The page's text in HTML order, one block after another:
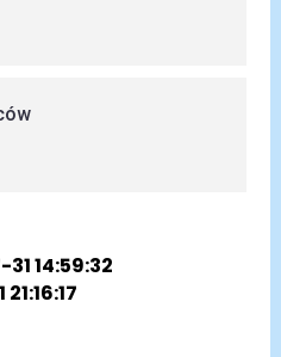
14:59:32